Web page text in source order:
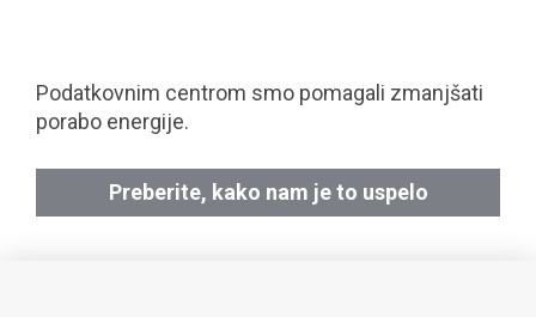
Podatkovnim centrom smo pomagali zmanjšati
porabo energije.
Preberite, kako nam je to uspelo